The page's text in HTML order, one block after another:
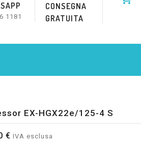
1181
CONSEGNA
GRATUITA
EX-HGX22e/125-4 S
€ IVA esclusa